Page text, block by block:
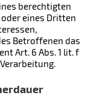
berechtigten
eines Dritten
Betroffenen das
Art. 6 Abs. 1 lit. f